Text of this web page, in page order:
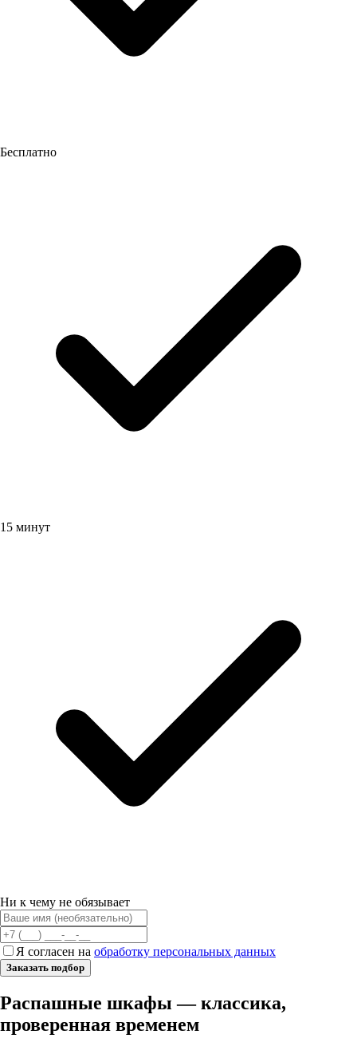
Бесплатно
15 минут
Ни к чему не обязывает
Я согласен на обработку персональных данных
Заказать подбор
Распашные шкафы — классика,
проверенная временем